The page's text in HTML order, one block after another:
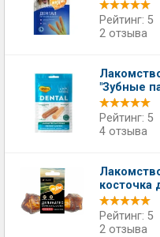
Рейтинг: 5
2 отзыва
"Зубные
Рейтинг: 5
4 отзыва
косточка
Рейтинг: 5
2 отзыва